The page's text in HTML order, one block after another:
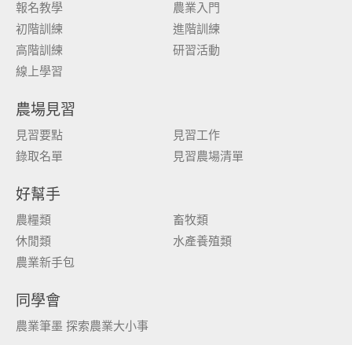
報名教學
農業入門
初階訓練
進階訓練
高階訓練
研習活動
線上學習
農場見習
見習要點
見習工作
錄取名單
見習農場清單
好幫手
農糧類
畜牧類
休閒類
水產養殖類
農業新手包
同學會
農業筆墨 探索農業大小事